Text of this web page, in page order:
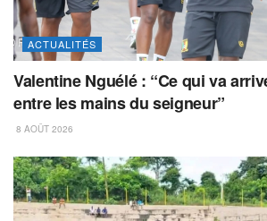
ACTUALITÉS
Valentine Nguélé : “Ce qui va
entre les mains du seigneur”
8 AOÛT 2026